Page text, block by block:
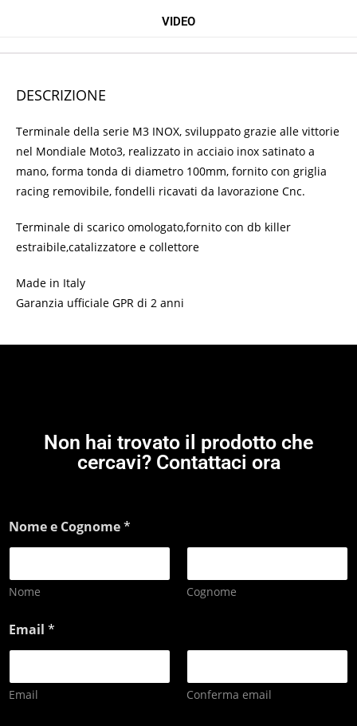
VIDEO
DESCRIZIONE
Terminale della serie M3 INOX, sviluppato grazie alle vittorie
nel Mondiale Moto3, realizzato in acciaio inox satinato a
mano, forma tonda di diametro 100mm, fornito con griglia
racing removibile, fondelli ricavati da lavorazione Cnc.
Terminale di scarico omologato,fornito con db killer
estraibile,catalizzatore e collettore
Made in Italy
Garanzia ufficiale GPR di 2 anni
Non hai trovato il prodotto che
cercavi? Contattaci ora
Nome e Cognome*
Nome Cognome
Email *
Email Conferma email